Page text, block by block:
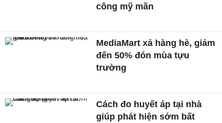
công mỹ mãn
MediaMart xả hàng hè, giảm
đến 50% đón mùa tựu
trường
Cách đo huyết áp tại nhà
giúp phát hiện sớm bất